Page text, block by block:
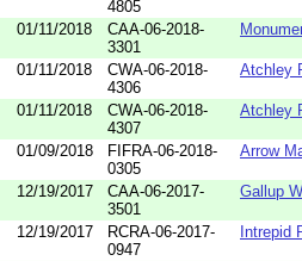
4805
01/11/2018
CAA-06-2018-
3301
01/11/2018
CWA-06-2018-
4306
Atchley
01/11/2018
CWA-06-2018-
4307
Atchley
01/09/2018
FIFRA-06-2018-
0305
Arrow
12/19/2017
CAA-06-2017-
3501
Gallup
12/19/2017
RCRA-06-2017-
0947
Intrepid